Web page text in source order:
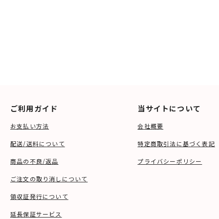
ご利用ガイド
お支払い方法
配送/送料について
商品の不良/返品
ご注文の取り消しについて
領収証発行について
延長保証サービス
当サイトについて
会社概要
特定商取引法に基づく表記
プライバシーポリシー